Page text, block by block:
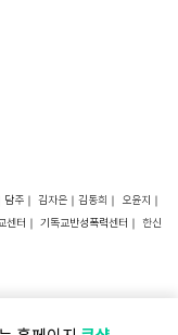
주｜ 김자은｜김동희｜ 오윤지｜
센터｜ 기독교반성폭력센터｜ 한신